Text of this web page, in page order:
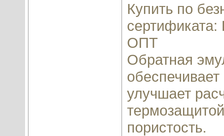
Купить по
ОПТ
Обратная
улучшает
пористость.